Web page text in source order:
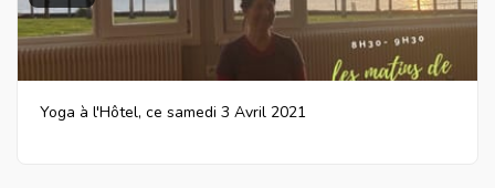
Yoga à l'Hôtel, ce samedi 3 Avril 2021